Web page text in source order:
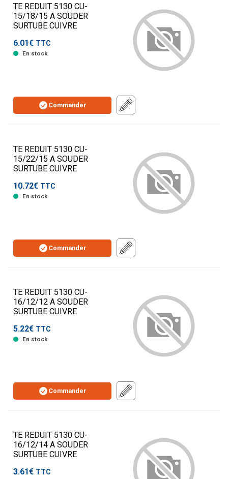
TE REDUIT 5130 CU-
15/18/15 A SOUDER
SURTUBE CUIVRE
6.01€ TTC
En stock
Commander
TE REDUIT 5130 CU-
15/22/15 A SOUDER
SURTUBE CUIVRE
10.72€ TTC
En stock
Commander
TE REDUIT 5130 CU-
16/12/12 A SOUDER
SURTUBE CUIVRE
5.22€ TTC
En stock
Commander
TE REDUIT 5130 CU-
16/12/14 A SOUDER
SURTUBE CUIVRE
3.61€ TTC